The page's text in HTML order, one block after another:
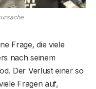
Frage, die viele
nach seinem
Der Verlust einer so
Fragen auf,